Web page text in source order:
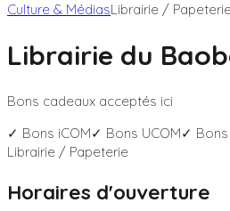
Culture & MédiasLibrairie /
Librairie du
Bons cadeaux acceptés ici
✓ Bons iCOM✓ Bons UCOM✓ Bons
Librairie / Papeterie
Horaires d'ouverture